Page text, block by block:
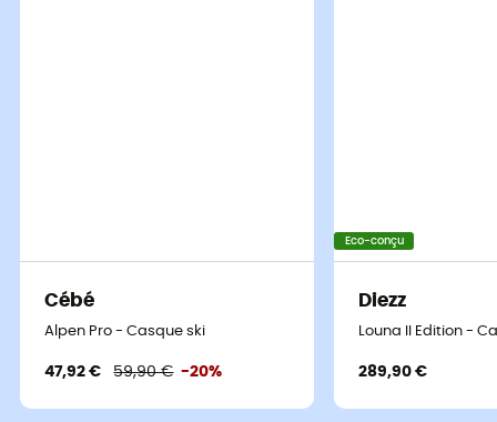
Cébé
Alpen Pro - Casque ski
47,92 € 59,90 € -20%
Eco-conçu
Diezz
Louna II Edition -
289,90 €